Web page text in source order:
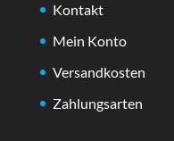
Kontakt
Mein Konto
Versandkosten
Zahlungsarten